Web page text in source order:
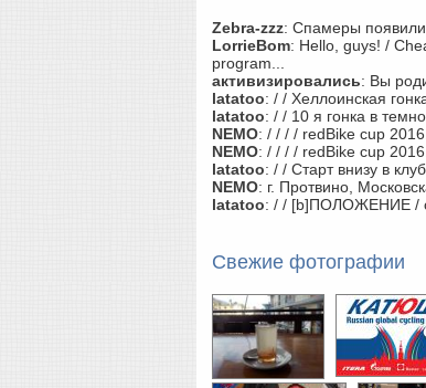
Zebra-zzz: Спамеры
LorrieBom: Hello, guys! /
program...
активизировались: Вы
latatoo: / / Хеллоинская
latatoo: / / 10 я гонка в
NEMO: / / / / redBike cup
NEMO: / / / / redBike cup
latatoo: / / Старт внизу в
NEMO: г. Протвино,
latatoo: / / [b]ПОЛОЖЕНИЕ /
Свежие фотографии